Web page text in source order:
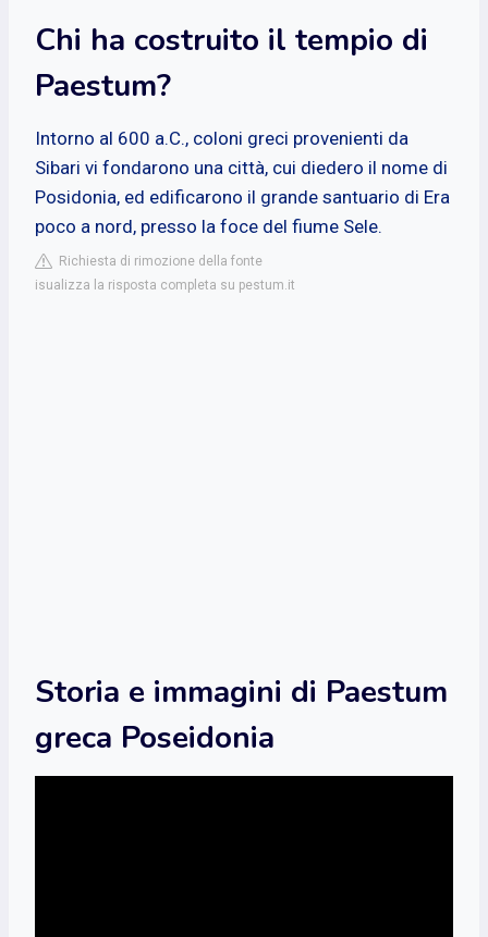
Chi ha costruito il tempio di
Paestum?
Intorno al 600 a.C., coloni greci provenienti da
Sibari vi fondarono una città, cui diedero il nome di
Posidonia, ed edificarono il grande santuario di Era
poco a nord, presso la foce del fiume Sele.
Richiesta di rimozione della fonte
isualizza la risposta completa su pestum.it
Storia e immagini di Paestum
greca Poseidonia